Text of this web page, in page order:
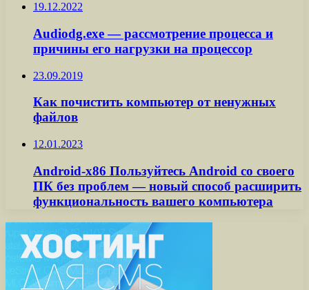
19.12.2022
Audiodg.exe — рассмотрение процесса и
причины его нагрузки на процессор
23.09.2019
Как почистить компьютер от ненужных
файлов
12.01.2023
Android-x86 Пользуйтесь Android со своего
ПК без проблем — новый способ расширить
функциональность вашего компьютера